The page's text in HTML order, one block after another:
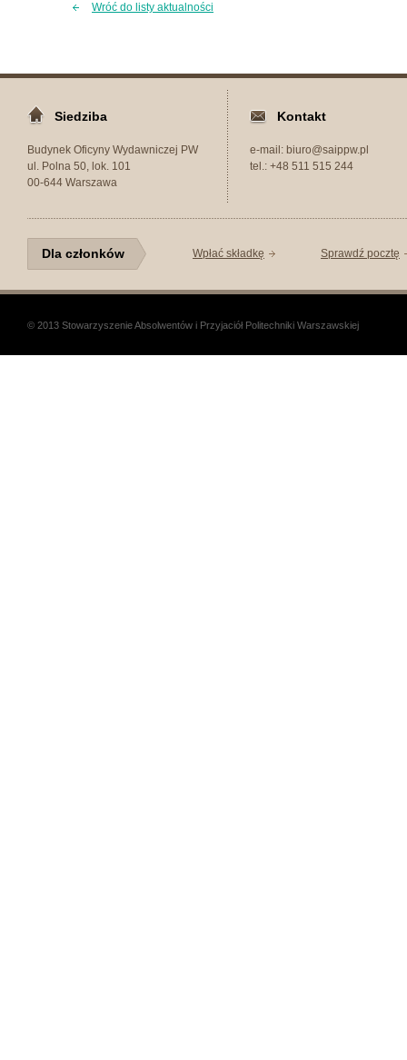
Wróć do listy aktualności
Siedziba
Budynek Oficyny Wydawniczej PW
ul. Polna 50, lok. 101
00-644 Warszawa
Kontakt
e-mail: biuro@saippw.pl
tel.: +48 511 515 244
Dla członków Wpłać składkę Sprawdź pocztę
© 2013 Stowarzyszenie Absolwentów i Przyjaciół Politechniki Warszawskiej